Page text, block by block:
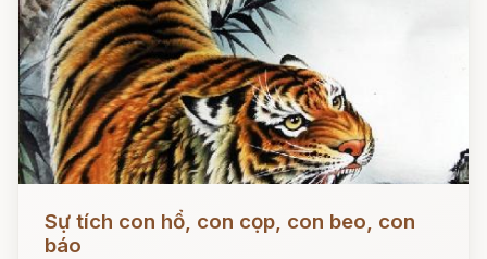
Sự tích con hổ, con cọp, con beo, con
báo